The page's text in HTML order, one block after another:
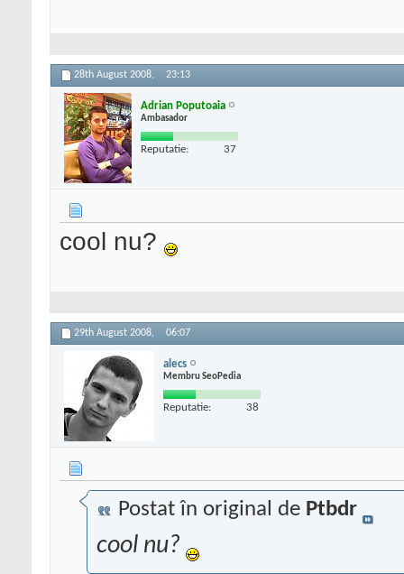
28th August 2008, 23:13
Adrian Poputoaia
Ambasador
Reputatie: 37
cool nu?
29th August 2008, 06:07
alecs
Membru SeoPedia
Reputatie: 38
Postat în original de Ptbdr
cool nu?